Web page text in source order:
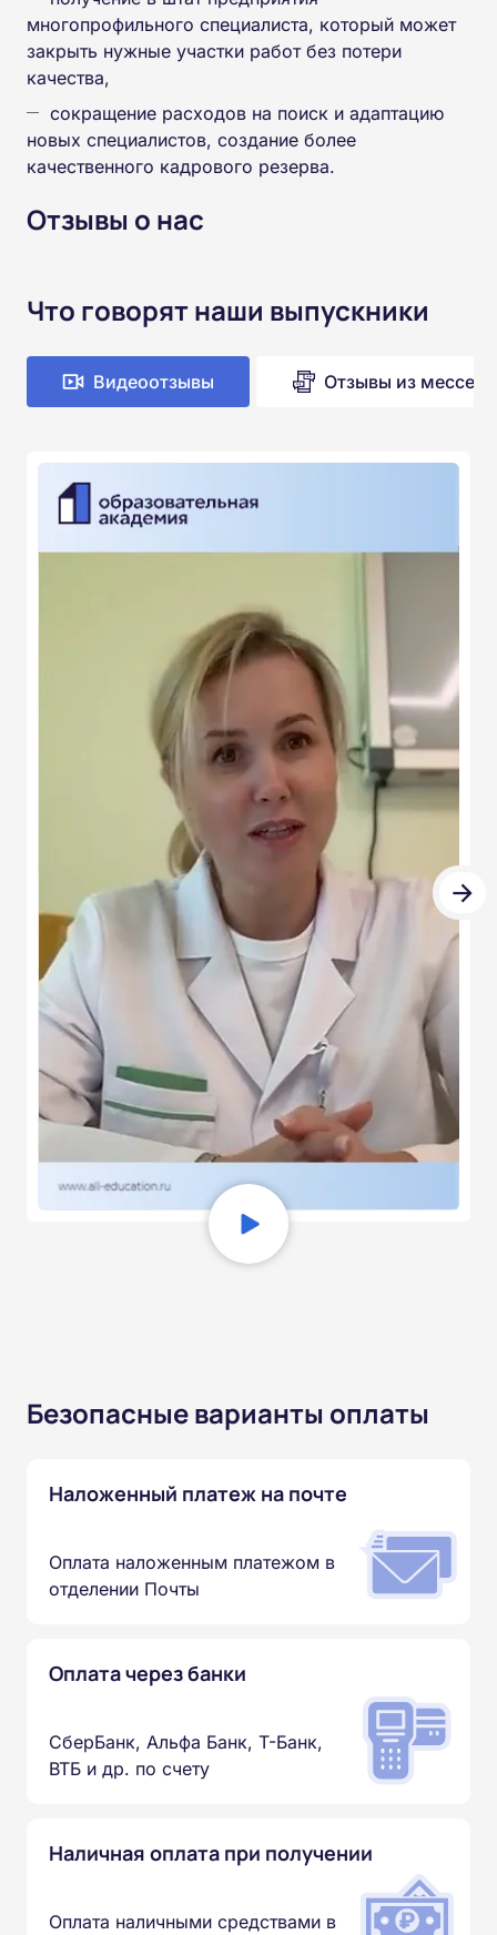
многопрофильного специалиста, который может
закрыть нужные участки работ без потери
качества,
сокращение расходов на поиск и адаптацию
новых специалистов, создание более
качественного кадрового резерва.
Отзывы о нас
Что говорят наши выпускники
Видеоотзывы Отзывы из
Безопасные варианты оплаты
Наложенный платеж на почте
Оплата наложенным платежом в
отделении Почты
Оплата через банки
СберБанк, Альфа Банк, Т-Банк,
ВТБ и др. по счету
Наличная оплата при получении
Оплата наличными средствами в